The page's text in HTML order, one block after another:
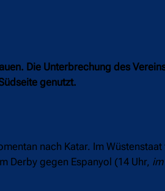
Die Unterbrechung des
genutzt.
nach Katar. Im
Derby gegen Espanyol (14 Uhr,